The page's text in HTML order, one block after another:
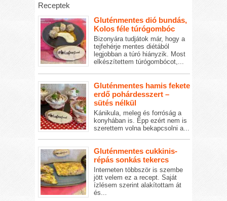
Receptek
Gluténmentes dió bundás,
Kolos féle túrógombóc
Bizonyára tudjátok már, hogy a
tejfehérje mentes diétából
legjobban a túró hiányzik. Most
elkészítettem túrógombócot,...
Gluténmentes hamis fekete
erdő pohárdesszert –
sütés nélkül
Kánikula, meleg és forróság a
konyhában is. Épp ezért nem is
szerettem volna bekapcsolni a...
Gluténmentes cukkinis-
répás sonkás tekercs
Interneten többször is szembe
jött velem ez a recept. Saját
ízlésem szerint alakítottam át
és...